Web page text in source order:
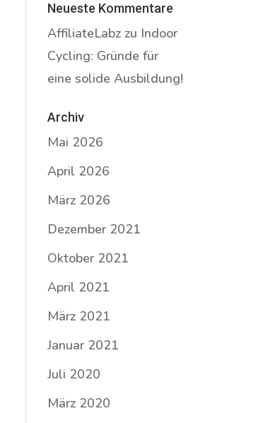
Neueste Kommentare
AffiliateLabz zu Indoor
Cycling: Gründe für
eine solide Ausbildung!
Archiv
Mai 2026
April 2026
März 2026
Dezember 2021
Oktober 2021
April 2021
März 2021
Januar 2021
Juli 2020
März 2020